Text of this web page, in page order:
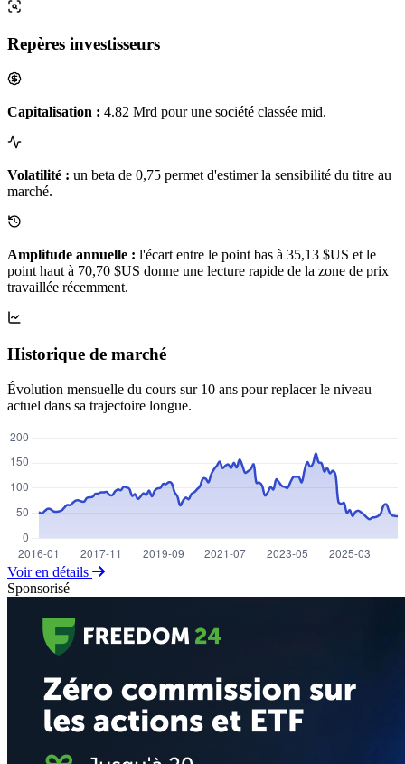
Repères investisseurs
Capitalisation : 4.82 Mrd pour une société classée mid.
Volatilité : un beta de 0,75 permet d'estimer la sensibilité du titre au
marché.
Amplitude annuelle : l'écart entre le point bas à 35,13 $US et le
point haut à 70,70 $US donne une lecture rapide de la zone de prix
travaillée récemment.
Historique de marché
Évolution mensuelle du cours sur 10 ans pour replacer le niveau
actuel dans sa trajectoire longue.
Voir en détails
Sponsorisé